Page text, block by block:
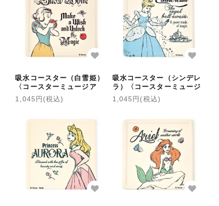
吸水コースター（白雪姫）
〈コースターミュージア
ム〉
1,045円(税込)
吸水コースター（シンデレ
ラ）〈コースターミュージ
アム〉
1,045円(税込)